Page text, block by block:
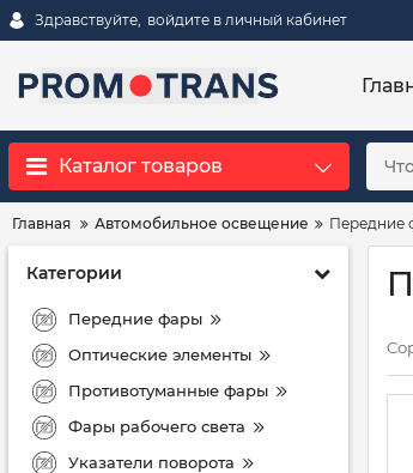
Здравствуйте, войдите в личный кабинет
Каталог товаров
Главная Автомобильное освещение Передние
Категории
Передние фары
Оптические элементы
Противотуманные фары
Фары рабочего света
Указатели поворота